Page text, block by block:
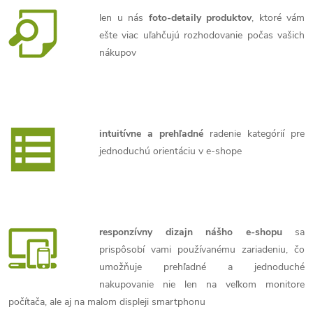
len u nás foto-detaily produktov, ktoré vám
ešte viac uľahčujú rozhodovanie počas vašich
nákupov
intuitívne a prehľadné radenie kategórií pre
jednoduchú orientáciu v e-shope
responzívny dizajn nášho e-shopusa
prispôsobí vami používanému zariadeniu, čo
umožňuje prehľadné a jednoduché
nakupovanie nie len na veľkom monitore
počítača, ale aj na malom displeji smartphonu